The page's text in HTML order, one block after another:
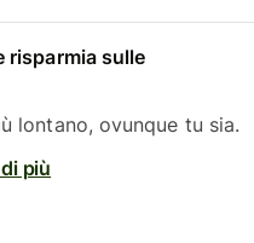
risparmia sulle
lontano, ovunque tu sia.
più